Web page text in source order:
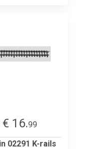
€ 16.99
02291 K-rails